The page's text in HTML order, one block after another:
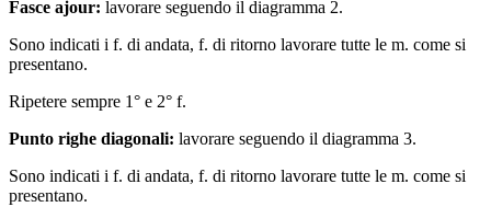
Fasce ajour: lavorare seguendo il diagramma 2.
Sono indicati i f. di andata, f. di ritorno lavorare tutte le m. come si
presentano.
Ripetere sempre 1° e 2° f.
Punto righe diagonali: lavorare seguendo il diagramma 3.
Sono indicati i f. di andata, f. di ritorno lavorare tutte le m. come si
presentano.